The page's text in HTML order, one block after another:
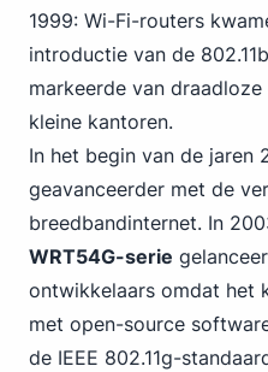
1999: Wi-Fi-routers
introductie van de
markeerde van
kleine kantoren.
In het begin van de jaren
geavanceerder met de
breedbandinternet. In
WRT54G-serie
ontwikkelaars omdat het
met open-source
de IEEE 802.11g-